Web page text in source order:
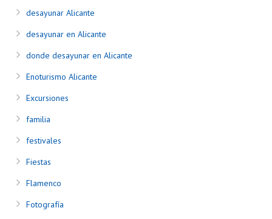
desayunar Alicante
desayunar en Alicante
donde desayunar en Alicante
Enoturismo Alicante
Excursiones
familia
festivales
Fiestas
Flamenco
Fotografía